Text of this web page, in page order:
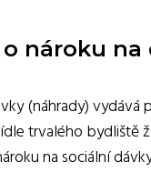
nároku na
(náhrady)
trvalého
na sociální